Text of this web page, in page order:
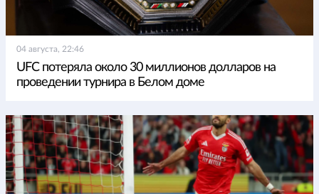
04 августа, 22:46
UFC потеряла около 30 миллионов долларов на
проведении турнира в Белом доме